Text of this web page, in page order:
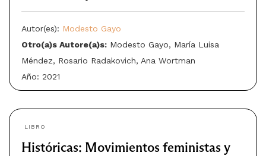
Autor(es): Modesto Gayo
Otro(a)s Autore(a)s: Modesto Gayo, María Luisa
Méndez, Rosario Radakovich, Ana Wortman
Año: 2021
LIBRO
Históricas: Movimientos feministas y